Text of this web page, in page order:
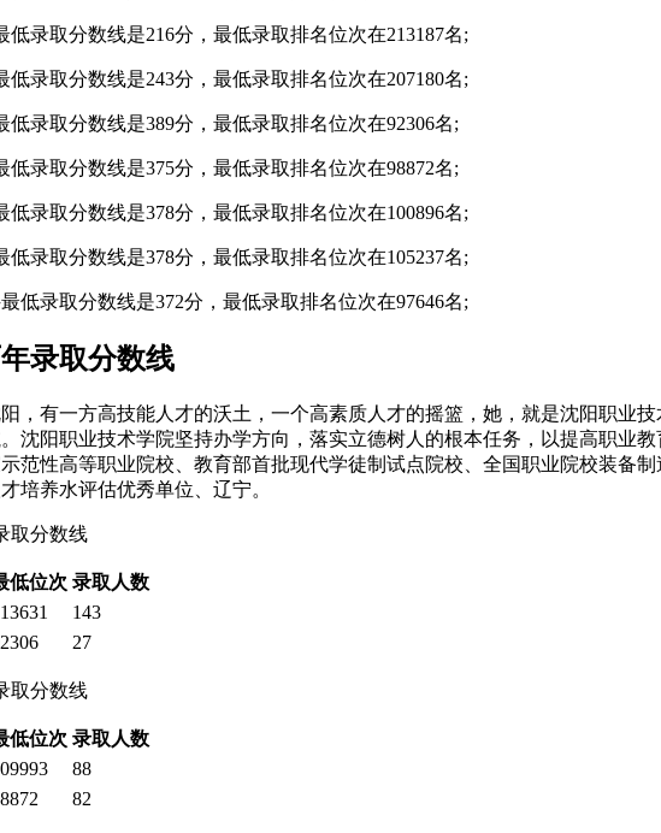
录取分数线是216分，最低录取排名位次在213187名;
录取分数线是243分，最低录取排名位次在207180名;
录取分数线是389分，最低录取排名位次在92306名;
录取分数线是375分，最低录取排名位次在98872名;
录取分数线是378分，最低录取排名位次在100896名;
录取分数线是378分，最低录取排名位次在105237名;
低录取分数线是372分，最低录取排名位次在97646名;
录取分数线
，有一方高技能人才的沃土，一个高素质人才的摇篮，她，就是沈阳职业
沈阳职业技术学院坚持办学方向，落实立德树人的根本任务，以提高职业
范性高等职业院校、教育部首批现代学徒制试点院校、全国职业院校装备
培养水评估优秀单位、辽宁。
取分数线
低位次 录取人数
143
27
取分数线
低位次 录取人数
88
82